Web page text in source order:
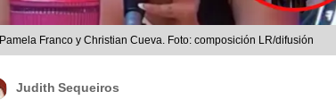
Pamela Franco y Christian Cueva. Foto: composición LR/difusión
Judith Sequeiros